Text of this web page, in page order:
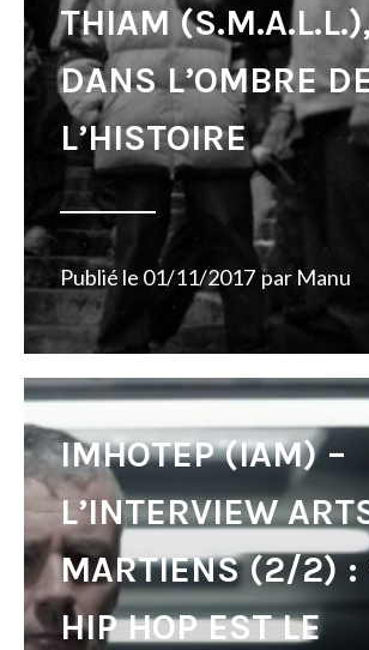
THIAM (S.M.A.L.L.),
DANS L’OMBRE
L’HISTOIRE
Publié le 01/11/2017 par Manu
IMHOTEP (IAM) –
L’INTERVIEW
MARTIENS (2/2) :
HIP HOP EST LE